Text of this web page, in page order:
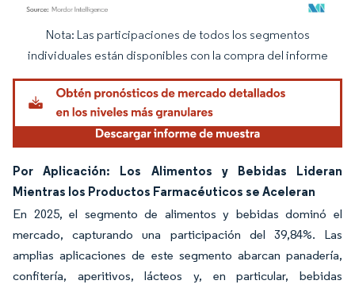
Imagen © Mordor Intelligence. El uso requiere atribución según CC BY 4.0.
Nota: Las participaciones de todos los segmentos
individuales están disponibles con la compra del informe
Por Aplicación: Los Alimentos y Bebidas Lideran
Mientras los Productos Farmacéuticos se Aceleran
En 2025, el segmento de alimentos y bebidas dominó el
mercado, capturando una participación del 39,84%. Las
amplias aplicaciones de este segmento abarcan panadería,
confitería, aperitivos, lácteos y, en particular, bebidas